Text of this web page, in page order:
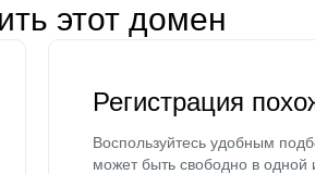
этот домен
Регистрация
Воспользуйтесь удобным
может быть свободно в одной